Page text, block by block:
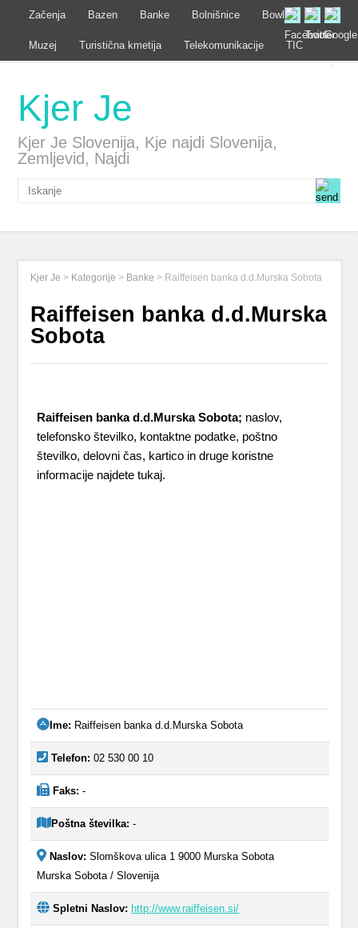
Začenja Bazen Banke Bolnišnice Bowling
Muzej Turistična kmetija Telekomunikacije TIC
Kjer Je
Kjer Je Slovenija, Kje najdi Slovenija,
Zemljevid, Najdi
Kjer Je > Kategorije > Banke > Raiffeisen banka d.d.Murska Sobota
Raiffeisen banka d.d.Murska
Sobota
Raiffeisen banka d.d.Murska Sobota; naslov,
telefonsko številko, kontaktne podatke, poštno
številko, delovni čas, kartico in druge koristne
informacije najdete tukaj.
Ime: Raiffeisen banka d.d.Murska Sobota
Telefon: 02 530 00 10
Faks: -
Poštna številka: -
Naslov: Slomškova ulica 1 9000 Murska Sobota
Murska Sobota / Slovenija
Spletni Naslov: http://www.raiffeisen.si/